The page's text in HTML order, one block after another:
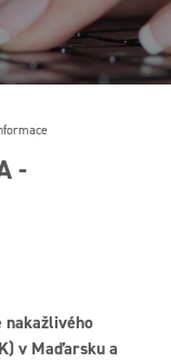
-
nakažlivého
v Maďarsku a